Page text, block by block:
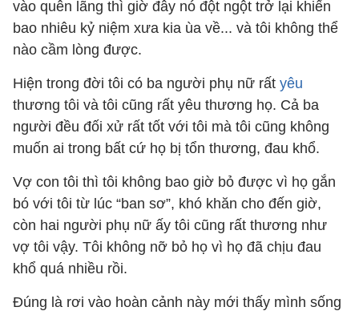
vào quên lãng thì giờ đây nó đột ngột trở lại khiến
bao nhiêu kỷ niệm xưa kia ùa về... và tôi không thể
nào cầm lòng được.
Hiện trong đời tôi có ba người phụ nữ rất yêu
thương tôi và tôi cũng rất yêu thương họ. Cả ba
người đều đối xử rất tốt với tôi mà tôi cũng không
muốn ai trong bất cứ họ bị tổn thương, đau khổ.
Vợ con tôi thì tôi không bao giờ bỏ được vì họ gắn
bó với tôi từ lúc “ban sơ”, khó khăn cho đến giờ,
còn hai người phụ nữ ấy tôi cũng rất thương như
vợ tôi vậy. Tôi không nỡ bỏ họ vì họ đã chịu đau
khổ quá nhiều rồi.
Đúng là rơi vào hoàn cảnh này mới thấy mình sống